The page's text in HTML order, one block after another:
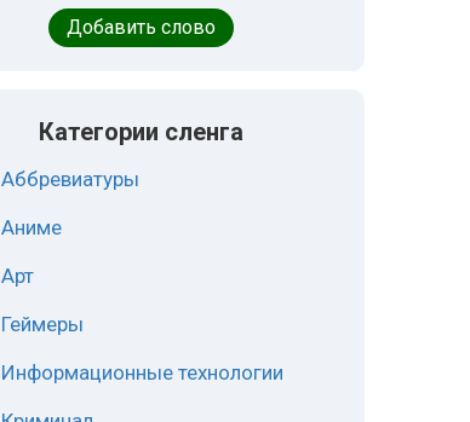
Добавить слово
Категории сленга
Аббревиатуры
Аниме
Арт
Геймеры
Информационные технологии